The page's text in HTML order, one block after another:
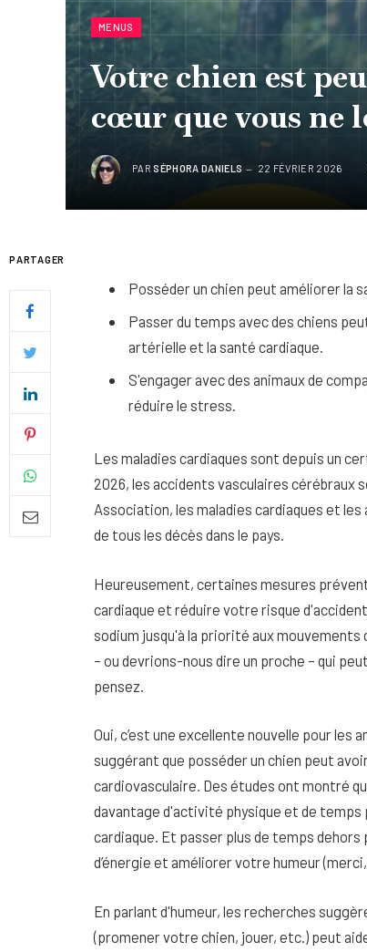
MENUS
Votre chien est
cœur que vous ne
PAR SÉPHORA DANIELS 22 FÉVRIER 2026
PARTAGER
Posséder un chien peut améliorer la
Passer du temps avec des chiens
artérielle et la santé cardiaque.
S'engager avec des animaux de
réduire le stress.
Les maladies cardiaques sont depuis un
2026, les accidents vasculaires cérébraux
Association, les maladies cardiaques et
de tous les décès dans le pays.
Heureusement, certaines mesures
cardiaque et réduire votre risque
sodium jusqu'à la priorité aux
– ou devrions-nous dire un proche – qui
pensez.
Oui, c’est une excellente nouvelle pour les
suggérant que posséder un chien peut
cardiovasculaire. Des études ont montré
davantage d'activité physique et de
cardiaque. Et passer plus de temps
d’énergie et améliorer votre humeur
En parlant d'humeur, les recherches
(promener votre chien, jouer, etc.) peut
Quel soin adopter pour